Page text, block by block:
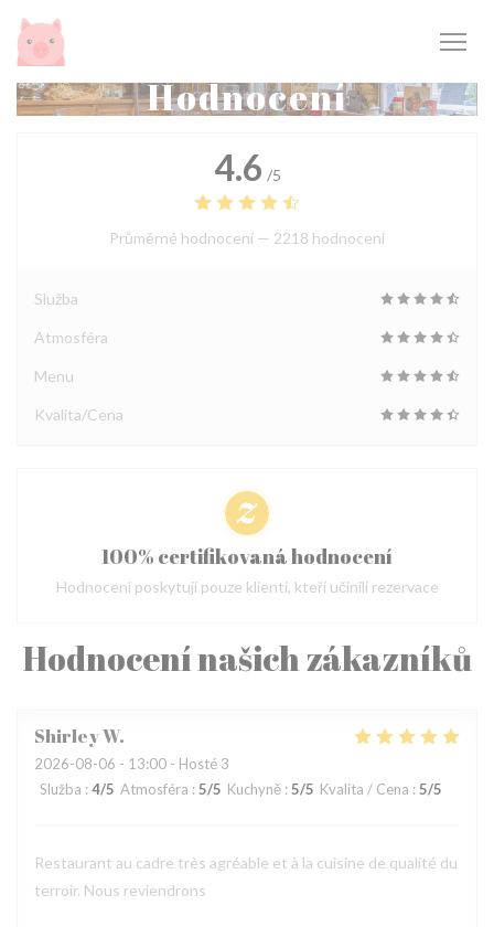
Panel pro správu cookies
Hodnocení
Hodnocení našich zákazníků
ShirleyW
2026-08-06 - 13:00 - Hosté 3
Služba : 4/5 Atmosféra : 5/5 Kuchyně : 5/5 Kvalita / Cena : 5/5
Restaurant au cadre très agréable et à la cuisine de qualité du
terroir. Nous reviendrons
4.6 /5
Průměrné hodnocení — 2218 hodnoceni
Služba
Atmosféra
Menu
Kvalita/Cena
100% certifikovaná hodnocení
Hodnocení poskytují pouze klienti, kteří učinili rezervace